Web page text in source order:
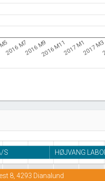
2016 M72016 M92016 M112017 M12017 M3
S HØJVANG
8, 4293 Dianalund